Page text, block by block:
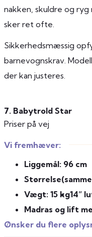
nakken, skuldre og ryg
sker ret ofte.
Sikkerhedsmæssig
barnevognskrav.
der kan justeres.
7. Babytrold Star
Priser på vej
Vi fremhæver:
Liggemål: 96 cm
Vægt: 15 kg14”
Madras og lift
Ønsker du flere